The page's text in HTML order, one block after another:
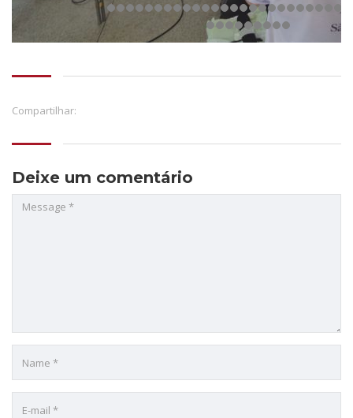
Compartilhar:
Deixe um comentário